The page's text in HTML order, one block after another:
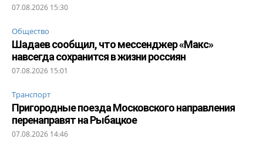
07.08.2026 15:30
Общество
Шадаев сообщил, что мессенджер «Макс»
навсегда сохранится в жизни россиян
07.08.2026 15:01
Транспорт
Пригородные поезда Московского направления
перенаправят на Рыбацкое
07.08.2026 14:46